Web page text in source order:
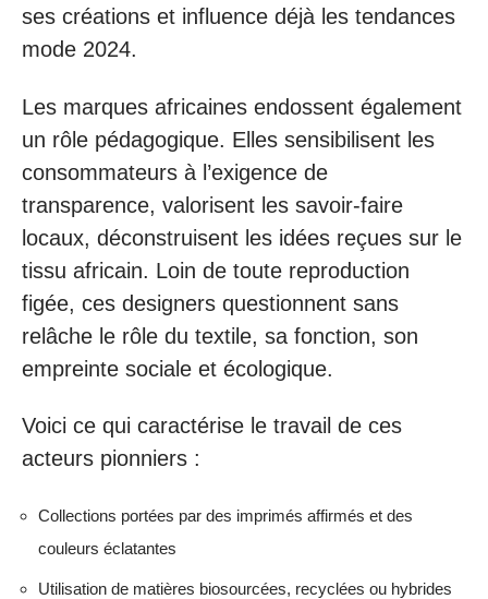
ses créations et influence déjà les tendances
mode 2024.
Les marques africaines endossent également
un rôle pédagogique. Elles sensibilisent les
consommateurs à l’exigence de
transparence, valorisent les savoir-faire
locaux, déconstruisent les idées reçues sur le
tissu africain. Loin de toute reproduction
figée, ces designers questionnent sans
relâche le rôle du textile, sa fonction, son
empreinte sociale et écologique.
Voici ce qui caractérise le travail de ces
acteurs pionniers :
Collections portées par des imprimés affirmés et des
couleurs éclatantes
Utilisation de matières biosourcées, recyclées ou hybrides